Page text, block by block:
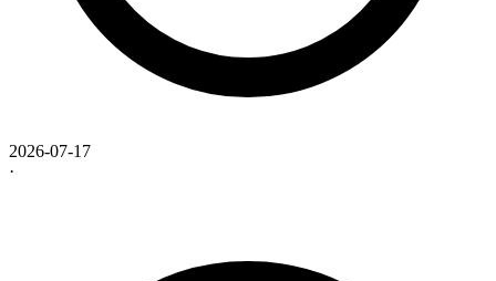
2026-07-17
·